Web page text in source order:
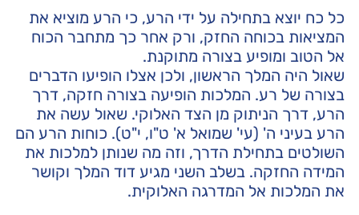
כל כח יוצא בתחילה על ידי הרע, כי הרע מוציא את
המציאות בכוחה החזק, ורק אחר כך מתחבר הכוח
אל הטוב ומופיע בצורה מתוקנת.
שאול היה המלך הראשון, ולכן אצלו הופיעו הדברים
בצורה של רע. המלכות הופיעה בצורה חזקה, דרך
הרע, דרך הניתוק מן הצד האלוקי. שאול עשה את
הרע בעיני ה' (עי' שמואל א' ט"ו, י"ט). כוחות הרע הם
השולטים בתחילת הדרך, וזה מה שנותן למלכות את
המידה החזקה. בשלב השני מגיע דוד המלך וקושר
את המלכות אל המדרגה האלוקית.